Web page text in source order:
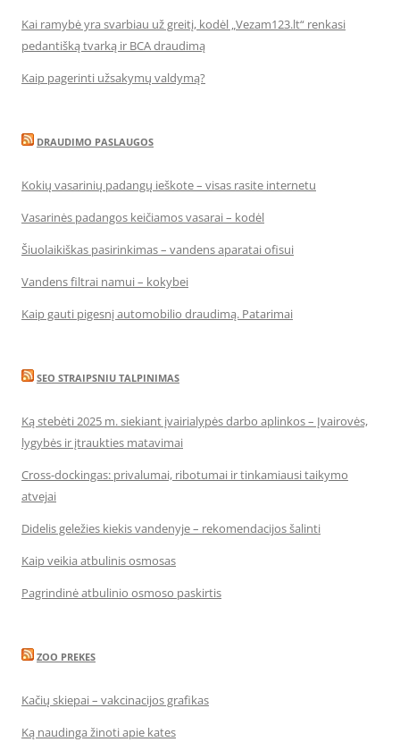
Kai ramybė yra svarbiau už greitį, kodėl „Vezam123.lt“ renkasi
pedantišką tvarką ir BCA draudimą
Kaip pagerinti užsakymų valdymą?
DRAUDIMO PASLAUGOS
Kokių vasarinių padangų ieškote – visas rasite internetu
Vasarinės padangos keičiamos vasarai – kodėl
Šiuolaikiškas pasirinkimas – vandens aparatai ofisui
Vandens filtrai namui – kokybei
Kaip gauti pigesnį automobilio draudimą. Patarimai
SEO STRAIPSNIU TALPINIMAS
Ką stebėti 2025 m. siekiant įvairialypės darbo aplinkos – Įvairovės,
lygybės ir įtraukties matavimai
Cross-dockingas: privalumai, ribotumai ir tinkamiausi taikymo
atvejai
Didelis geležies kiekis vandenyje – rekomendacijos šalinti
Kaip veikia atbulinis osmosas
Pagrindinė atbulinio osmoso paskirtis
ZOO PREKES
Kačių skiepai – vakcinacijos grafikas
Ką naudinga žinoti apie kates